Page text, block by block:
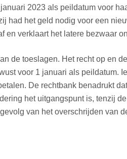
2023 als peildatum voor
had het geld nodig voor een
en verklaart het latere bezwaar
de toeslagen. Het recht op en
voor 1 januari als peildatum.
De rechtbank benadrukt
het uitgangspunt is, tenzij
van het overschrijden van